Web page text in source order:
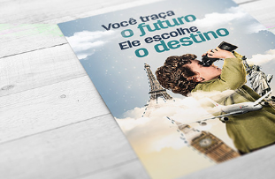
Campanha WizKids